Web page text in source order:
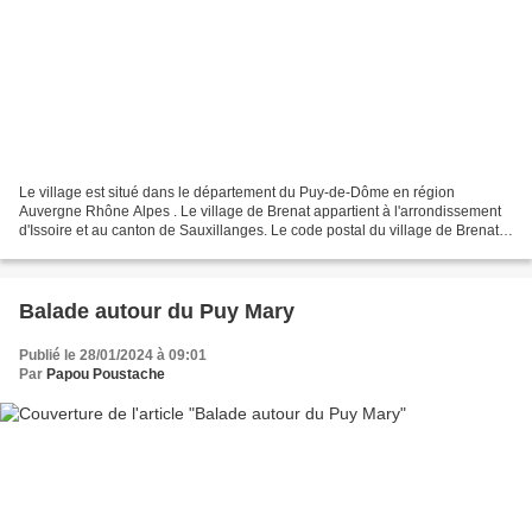
Le village est situé dans le département du Puy-de-Dôme en région
Auvergne Rhône Alpes . Le village de Brenat appartient à l'arrondissement
d'Issoire et au canton de Sauxillanges. Le code postal du village de Brenat
Balade autour du Puy Mary
Publié le 28/01/2024 à 09:01
Par Papou Poustache